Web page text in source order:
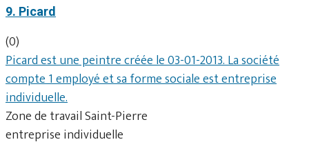
9. Picard
(0)
Picard est une peintre créée le 03-01-2013. La société
compte 1 employé et sa forme sociale est entreprise
individuelle.
Zone de travail Saint-Pierre
entreprise individuelle